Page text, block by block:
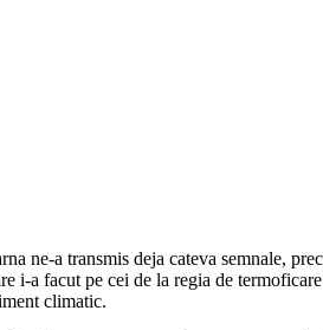
ne-a transmis deja cateva semnale,
i-a facut pe cei de la regia de
climatic.